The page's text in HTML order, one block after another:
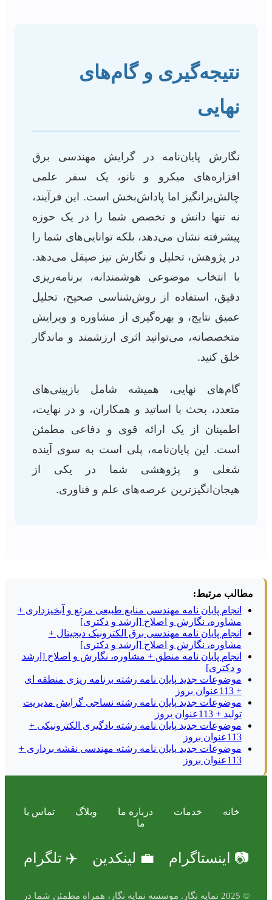
نتیجه‌گیری و گام‌های
نهایی
نگارش پایان‌نامه در گرایش مهندسی برق
افزاره‌های میکرو و نانو، یک سفر علمی
چالش‌برانگیز اما پاداش‌بخش است. این فرآیند،
نه تنها دانش و تخصص شما را در یک حوزه
پیشرفته نشان می‌دهد، بلکه توانایی‌های شما را
در پژوهش، تحلیل و نگارش نیز صیقل می‌دهد.
با انتخاب موضوعی هوشمندانه، برنامه‌ریزی
دقیق، استفاده از روش‌شناسی صحیح، تحلیل
عمیق نتایج، و بهره‌گیری از مشاوره و ویرایش
متخصصانه، می‌توانید اثری ارزشمند و ماندگار
خلق کنید.
گام‌های نهایی، همیشه شامل بازبینی‌های
متعدد، بحث با اساتید و همکاران، و در نهایت،
اطمینان از یک ارائه قوی و دفاعی مطمئن
است. این پایان‌نامه، پلی است به سوی آینده
شغلی و پژوهشی شما در یکی از
هیجان‌انگیزترین عرصه‌های علم و فناوری.
مطالب مرتبط:
انجام پایان نامه مهندسی منابع طبیعی مرتع و آبخیزداری +
مشاوره، نگارش و اصلاح [ارشد و دکتری]
انجام پایان نامه مهندسی برق الکترونیک دیجیتال +
مشاوره، نگارش و اصلاح [ارشد و دکتری]
انجام پایان نامه منطق + مشاوره، نگارش و اصلاح [ارشد
و دکتری]
موضوعات جدید پایان نامه رشته برنامه ریزی منطقه ای
+ 113عنوان بروز
موضوعات جدید پایان نامه رشته نساجی گرایش مدیریت
تولید + 113عنوان بروز
موضوعات جدید پایان نامه رشته یادگیری الکترونیکی +
113عنوان بروز
موضوعات جدید پایان نامه رشته مهندسی نقشه برداری +
113عنوان بروز
خانه خدمات درباره ما وبلاگ
تماس با
ما
📷 اینستاگرام 💼 لینکدین ✈️ تلگرام
© 2025 نمایه نگار. موسسه نمایه نگار، همراه مطمئن شما در